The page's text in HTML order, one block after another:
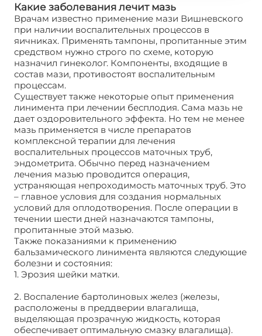
Какие заболевания лечит мазь
Врачам известно применение мази Вишневского
при наличии воспалительных процессов в
яичниках. Применять тампоны, пропитанные этим
средством нужно строго по схеме, которую
назначил гинеколог. Компоненты, входящие в
состав мази, противостоят воспалительным
процессам.
Существует также некоторые опыт применения
линимента при лечении бесплодия. Сама мазь не
дает оздоровительного эффекта. Но тем не менее
мазь применяется в числе препаратов
комплексной терапии для лечения
воспалительных процессов маточных труб,
эндометрита. Обычно перед назначением
лечения мазью проводится операция,
устраняющая непроходимость маточных труб. Это
– главное условия для создания нормальных
условий для оплодотворения. После операции в
течении шести дней назначаются тампоны,
пропитанные этой мазью.
Также показаниями к применению
бальзамического линимента являются следующие
болезни и состояния:
1. Эрозия шейки матки.
2. Воспаление бартолиновых желез (железы,
расположены в преддверии влагалища,
выделяющая прозрачную жидкость, которая
обеспечивает оптимальную смазку влагалища).